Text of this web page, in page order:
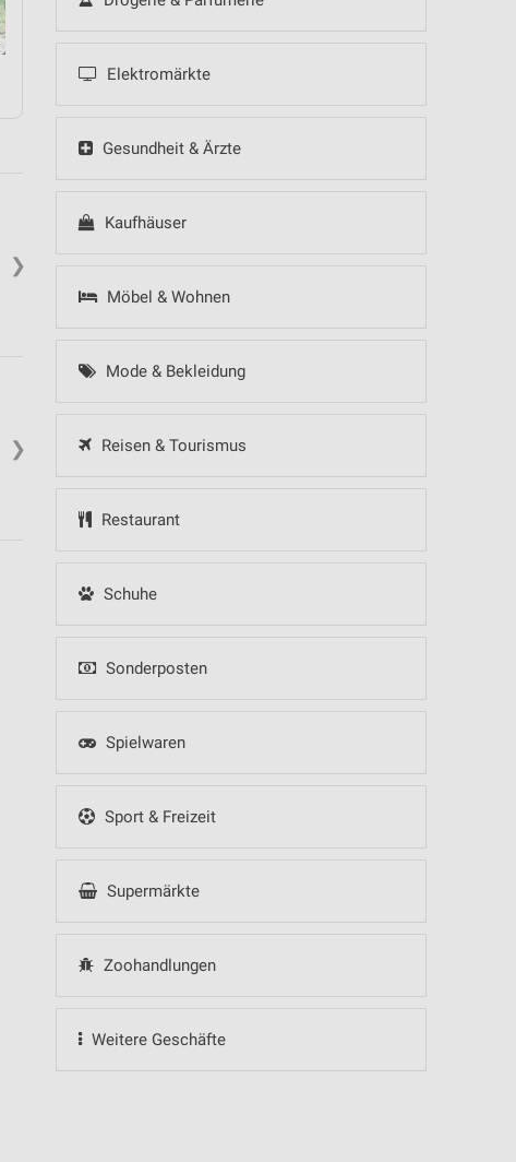
Elektromärkte
Gesundheit & Ärzte
Kaufhäuser
Möbel & Wohnen
Mode & Bekleidung
Reisen & Tourismus
Restaurant
Schuhe
Sonderposten
Spielwaren
Sport & Freizeit
Supermärkte
Zoohandlungen
Weitere Geschäfte
❯
❯